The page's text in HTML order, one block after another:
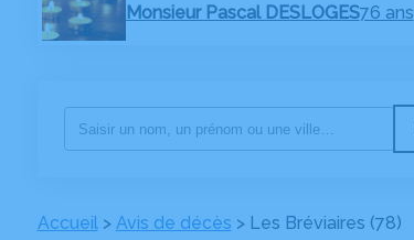
Monsieur Pascal DESLOGES76 ans
Accueil> Avis de décès > Les Bréviaires (78)